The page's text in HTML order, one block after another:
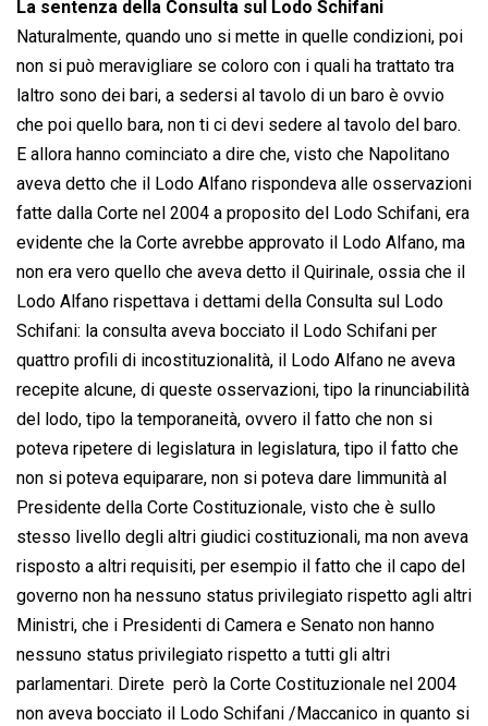
La sentenza della Consulta sul Lodo Schifani
Naturalmente, quando uno si mette in quelle condizioni, poi
non si può meravigliare se coloro con i quali ha trattato tra
laltro sono dei bari, a sedersi al tavolo di un baro è ovvio
che poi quello bara, non ti ci devi sedere al tavolo del baro.
E allora hanno cominciato a dire che, visto che Napolitano
aveva detto che il Lodo Alfano rispondeva alle osservazioni
fatte dalla Corte nel 2004 a proposito del Lodo Schifani, era
evidente che la Corte avrebbe approvato il Lodo Alfano, ma
non era vero quello che aveva detto il Quirinale, ossia che il
Lodo Alfano rispettava i dettami della Consulta sul Lodo
Schifani: la consulta aveva bocciato il Lodo Schifani per
quattro profili di incostituzionalità, il Lodo Alfano ne aveva
recepite alcune, di queste osservazioni, tipo la rinunciabilità
del lodo, tipo la temporaneità, ovvero il fatto che non si
poteva ripetere di legislatura in legislatura, tipo il fatto che
non si poteva equiparare, non si poteva dare limmunità al
Presidente della Corte Costituzionale, visto che è sullo
stesso livello degli altri giudici costituzionali, ma non aveva
risposto a altri requisiti, per esempio il fatto che il capo del
governo non ha nessuno status privilegiato rispetto agli altri
Ministri, che i Presidenti di Camera e Senato non hanno
nessuno status privilegiato rispetto a tutti gli altri
parlamentari. Direte  però la Corte Costituzionale nel 2004
non aveva bocciato il Lodo Schifani /Maccanico in quanto si